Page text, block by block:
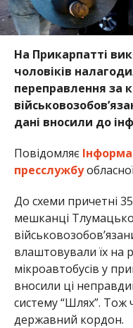
На Прикарпатті
чоловіків
переправлення за
дані вносили до
Повідомляє
пресслужбуобласної
До схеми причетні
мешканці
влаштовували їх на
мікроавтобусів у
вносили ці
систему “Шлях”. Тож
державний кордон.